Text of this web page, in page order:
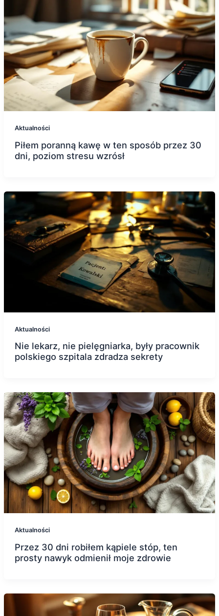
Aktualności
Piłem poranną kawę w ten sposób przez 30
dni, poziom stresu wzrósł
Aktualności
Nie lekarz, nie pielęgniarka, były pracownik
polskiego szpitala zdradza sekrety
Aktualności
Przez 30 dni robiłem kąpiele stóp, ten
prosty nawyk odmienił moje zdrowie